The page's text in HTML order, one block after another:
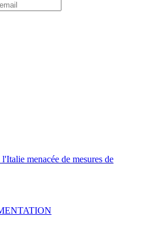
menacée de mesures de